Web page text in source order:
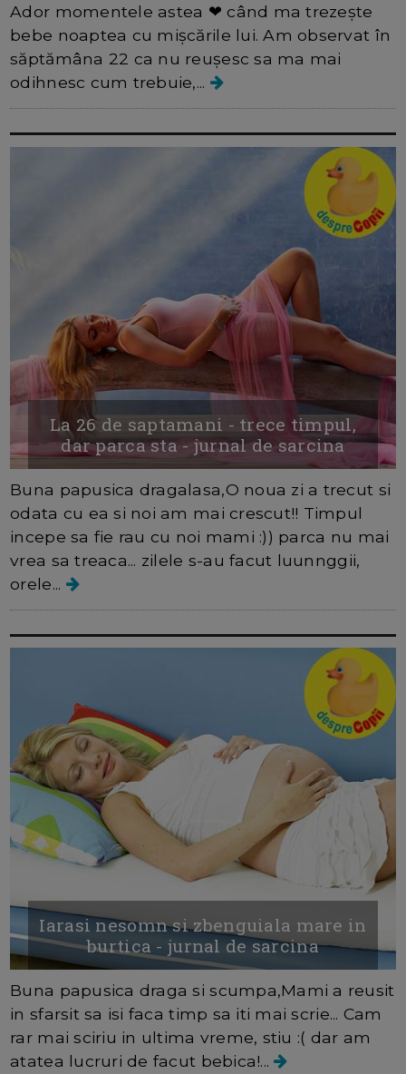
Ador momentele astea ❤ când ma trezește
bebe noaptea cu mișcările lui. Am observat în
săptămâna 22 ca nu reușesc sa ma mai
odihnesc cum trebuie,...
La 26 de saptamani - trece timpul,
dar parca sta - jurnal de sarcina
Buna papusica dragalasa,O noua zi a trecut si
odata cu ea si noi am mai crescut!! Timpul
incepe sa fie rau cu noi mami :)) parca nu mai
vrea sa treaca... zilele s-au facut luunnggii,
orele...
Iarasi nesomn si zbenguiala mare in
burtica - jurnal de sarcina
Buna papusica draga si scumpa,Mami a reusit
in sfarsit sa isi faca timp sa iti mai scrie... Cam
rar mai sciriu in ultima vreme, stiu :( dar am
atatea lucruri de facut bebica!...